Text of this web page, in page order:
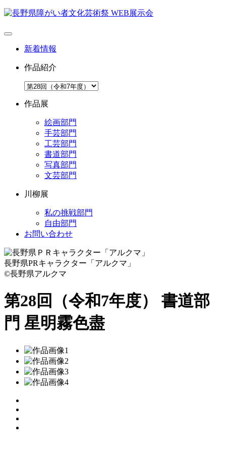
新着情報
作品紹介
作品展
絵画部門
手芸部門
工芸部門
書道部門
写真部門
文芸部門
川柳展
私の挑戦部門
自由部門
お問い合わせ
長野県PRキャラクター「アルクマ」
©長野県アルクマ
第28回（令和7年度） 書道部
門 星明霧色盡